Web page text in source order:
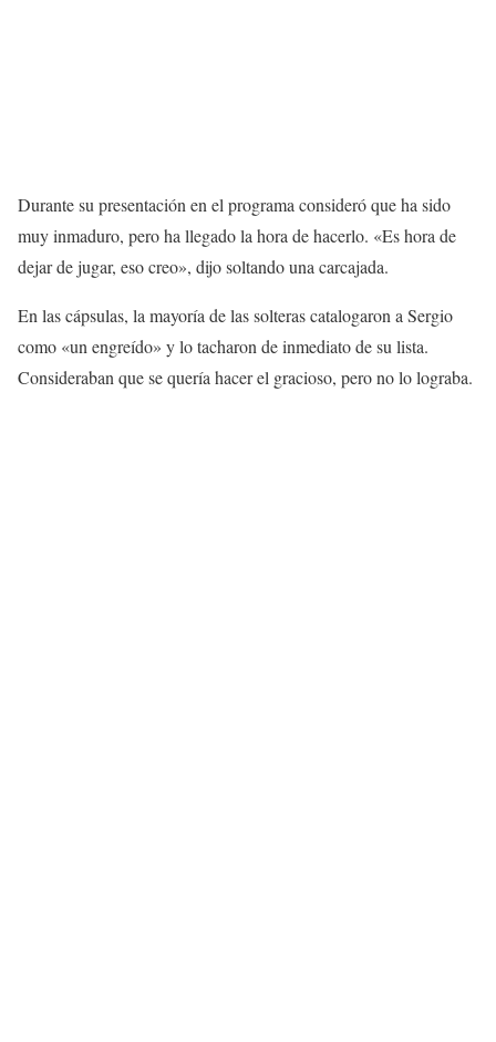
Durante su presentación en el programa consideró que ha sido
muy inmaduro, pero ha llegado la hora de hacerlo. «Es hora de
dejar de jugar, eso creo», dijo soltando una carcajada.
En las cápsulas, la mayoría de las solteras catalogaron a Sergio
como «un engreído» y lo tacharon de inmediato de su lista.
Consideraban que se quería hacer el gracioso, pero no lo lograba.